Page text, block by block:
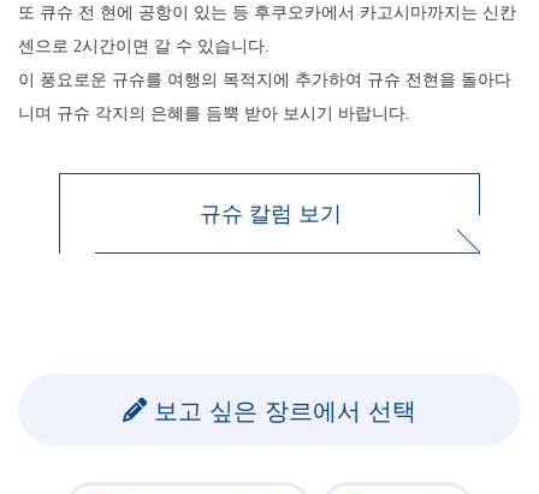
또 큐슈 전 현에 공항이 있는 등 후쿠오카에서 카고시마까지는 신칸
센으로 2시간이면 갈 수 있습니다.
이 풍요로운 규슈를 여행의 목적지에 추가하여 규슈 전현을 돌아다
니며 규슈 각지의 은혜를 듬뿍 받아 보시기 바랍니다.
규슈 칼럼 보기
보고 싶은 장르에서 선택